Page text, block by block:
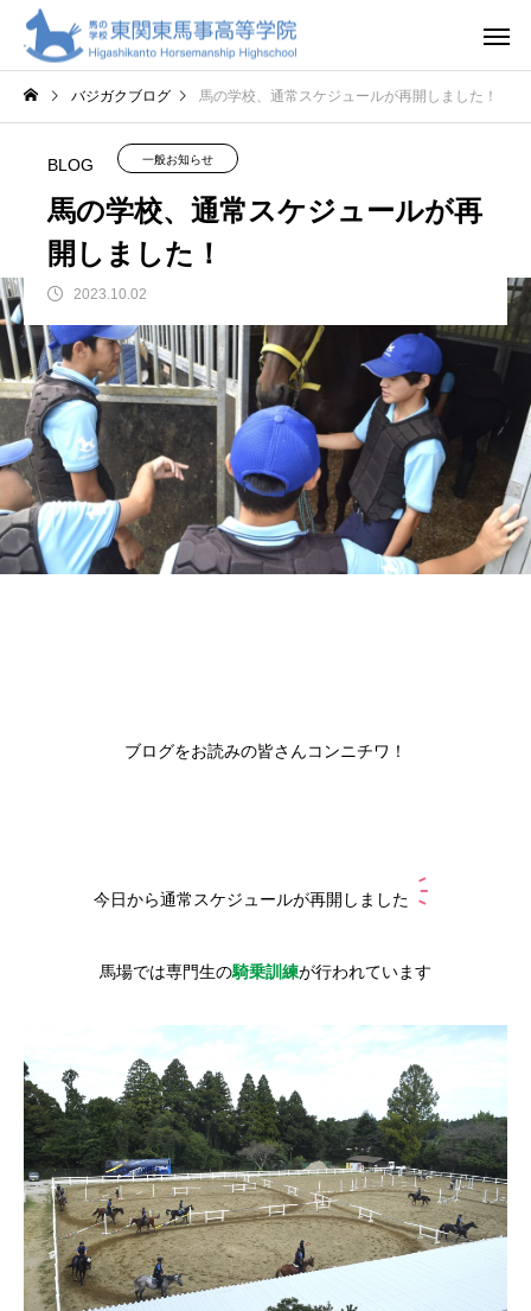
バジガクブログ 馬の学校、通常スケジュールが再開しました！
BLOG 一般お知らせ
馬の学校、通常スケジュールが再
開しました！
2023.10.02
ブログをお読みの皆さんコンニチワ！
今日から通常スケジュールが再開しました
馬場では専門生の騎乗訓練が行われています